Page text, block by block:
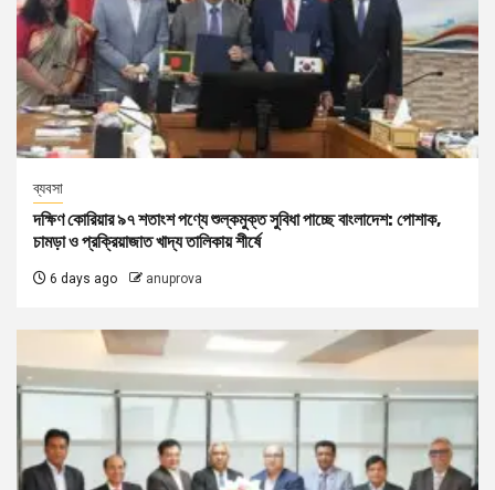
ব্যবসা
দক্ষিণ কোরিয়ার ৯৭ শতাংশ পণ্যে শুল্কমুক্ত সুবিধা পাচ্ছে বাংলাদেশ: পোশাক,
চামড়া ও প্রক্রিয়াজাত খাদ্য তালিকায় শীর্ষে
6 days ago anuprova